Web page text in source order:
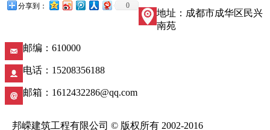
分享到： 0
地址：成都市成华区民兴
南苑
邮编：610000
电话：15208356188
邮箱：1612432286@qq.com
邦嵘建筑工程有限公司 © 版权所有 2002-2016